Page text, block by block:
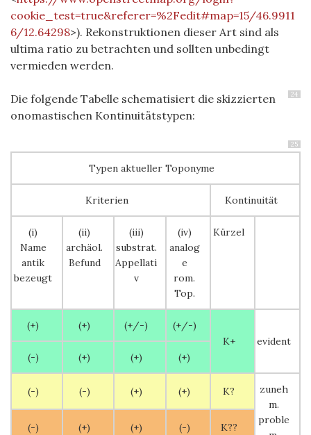
cookie_test=true&referer=%2Fedit#map=15/46.9911
6/12.64298>). Rekonstruktionen dieser Art sind als
ultima ratio zu betrachten und sollten unbedingt
vermieden werden.
24
Die folgende Tabelle schematisiert die skizzierten
onomastischen Kontinuitätstypen:
25
Typen aktueller Toponyme
Kriterien Kontinuität
(i)
Name
antik
bezeugt
(ii)
archäol.
Befund
(iii)
substrat.
Appellati
v
(iv)
analog
e
rom.
Top.
Kürzel
(+) (+) (+/-)
(+/-)
K+
evident
(-)
(+) (+) (+)
(-) (-) (+) (+) K?
zuneh
m.
proble
(-) (+) (+) (-) K??